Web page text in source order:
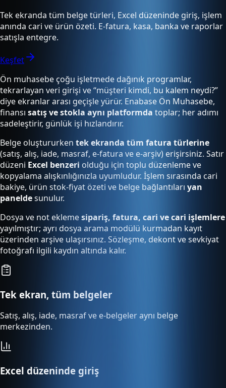
Tek ekranda tüm belge türleri, Excel düzeninde giriş, işlem
anında cari ve ürün özeti. E-fatura, kasa, banka ve raporlar
satışla entegre.
Keşfet
Ön muhasebe çoğu işletmede dağınık programlar,
tekrarlayan veri girişi ve “müşteri kimdi, bu kalem neydi?”
diye ekranlar arası geçişle yürür. Enabase Ön Muhasebe,
finansı satış ve stokla aynı platformda toplar; her adımı
sadeleştirir, günlük işi hızlandırır.
Belge oluştururken tek ekranda tüm fatura türlerine
(satış, alış, iade, masraf, e-fatura ve e-arşiv) erişirsiniz. Satır
düzeni Excel benzeri olduğu için toplu düzenleme ve
kopyalama alışkınlığınızla uyumludur. İşlem sırasında cari
bakiye, ürün stok-fiyat özeti ve belge bağlantıları yan
paneldesunulur.
Dosya ve not eklemesipariş, fatura, cari ve cari işlemlere
yayılmıştır; ayrı dosya arama modülü kurmadan kayıt
üzerinden arşive ulaşırsınız. Sözleşme, dekont ve sevkiyat
fotoğrafı ilgili kaydın altında kalır.
Tek ekran, tüm belgeler
Satış, alış, iade, masraf ve e-belgeler aynı belge
merkezinden.
Excel düzeninde giriş